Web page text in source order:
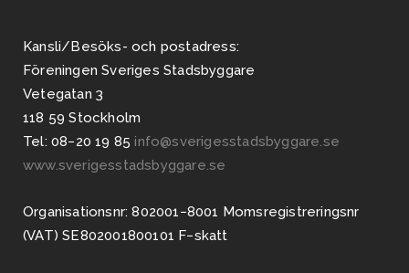
Kansli/Besöks- och postadress:
Föreningen Sveriges Stadsbyggare
Vetegatan 3
118 59 Stockholm
Tel: 08−20 19 85 info@sverigesstadsbyggare.se
www.sverigesstadsbyggare.se
Organisationsnr: 802001−8001 Momsregistreringsnr
(VAT) SE802001800101 F−skatt